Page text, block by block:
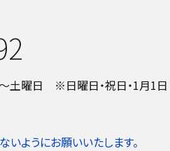
土曜日 ※日曜日・祝日・1月1日
ようにお願いいたします。